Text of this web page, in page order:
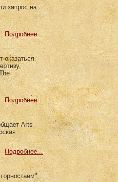
запрос на
Подробнее...
оказаться
Подробнее...
Arts
Подробнее...